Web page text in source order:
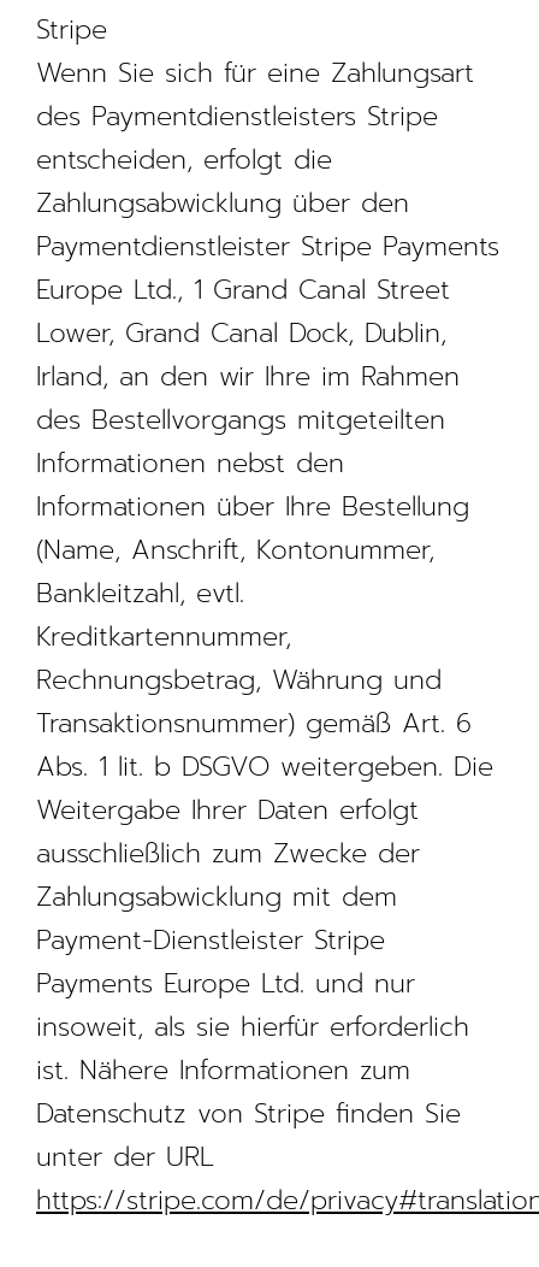
Stripe
Wenn Sie sich für eine Zahlungsart
des Paymentdienstleisters Stripe
entscheiden, erfolgt die
Zahlungsabwicklung über den
Paymentdienstleister Stripe Payments
Europe Ltd., 1 Grand Canal Street
Lower, Grand Canal Dock, Dublin,
Irland, an den wir Ihre im Rahmen
des Bestellvorgangs mitgeteilten
Informationen nebst den
Informationen über Ihre Bestellung
(Name, Anschrift, Kontonummer,
Bankleitzahl, evtl.
Kreditkartennummer,
Rechnungsbetrag, Währung und
Transaktionsnummer) gemäß Art. 6
Abs. 1 lit. b DSGVO weitergeben. Die
Weitergabe Ihrer Daten erfolgt
ausschließlich zum Zwecke der
Zahlungsabwicklung mit dem
Payment-Dienstleister Stripe
Payments Europe Ltd. und nur
insoweit, als sie hierfür erforderlich
ist. Nähere Informationen zum
Datenschutz von Stripe finden Sie
unter der URL
https://stripe.com/de/